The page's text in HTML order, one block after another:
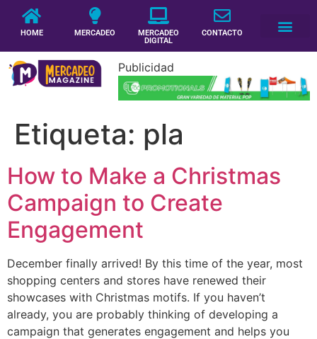
HOME MERCADEO
MERCADEO
DIGITAL
CONTACTO
Publicidad
Etiqueta: pla
How to Make a Christmas
Campaign to Create
Engagement
December finally arrived! By this time of the year, most
shopping centers and stores have renewed their
showcases with Christmas motifs. If you haven’t
already, you are probably thinking of developing a
campaign that generates engagement and helps you